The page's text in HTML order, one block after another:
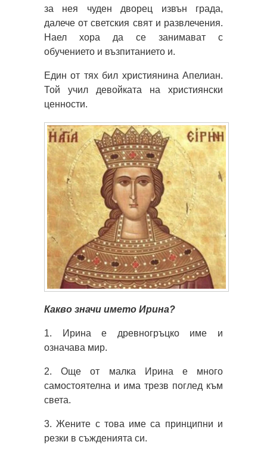
за нея чуден дворец извън града,
далече от светския свят и развлечения.
Наел хора да се занимават с
обучението и възпитанието и.
Един от тях бил християнина Апелиан.
Той учил девойката на християнски
ценности.
Какво значи името Ирина?
1. Ирина е древногръцко име и
означава мир.
2. Още от малка Ирина е много
самостоятелна и има трезв поглед към
света.
3. Жените с това име са принципни и
резки в съжденията си.